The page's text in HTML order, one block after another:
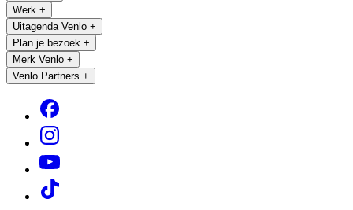
Werk +
Uitagenda Venlo +
Plan je bezoek +
Merk Venlo +
Venlo Partners +